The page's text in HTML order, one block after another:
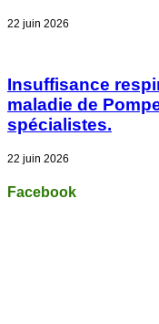
22 juin 2026
Insuffisance
maladie de
spécialistes.
22 juin 2026
Facebook